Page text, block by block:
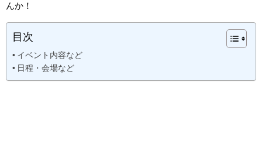
んか！
目次
イベント内容など
日程・会場など